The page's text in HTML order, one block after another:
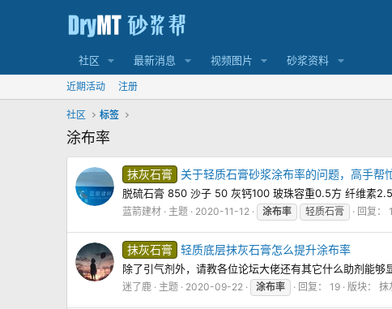
社区 最新消息 视频图片 砂浆资料
近期活动 注册
社区 标签
涂布率
抹灰石膏 关于轻质石膏砂浆涂布率的问题，高手帮
脱硫石膏 850 沙子 50 灰钙100 玻珠容重0.5方 纤维素
蓝箭建材 主题 2020-11-12 涂布率 轻质石膏 回复：
抹灰石膏 轻质底层抹灰石膏怎么提升涂布率
除了引气剂外，请教各位论坛大佬还有其它什么助剂能够
迷了鹿 主题 2020-09-22 涂布率 回复： 19 版块： 抹